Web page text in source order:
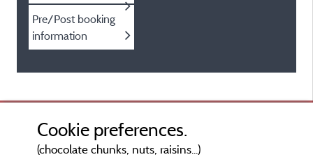
Pre/Post booking
information
Cookie preferences.
(chocolate chunks, nuts, raisins...)